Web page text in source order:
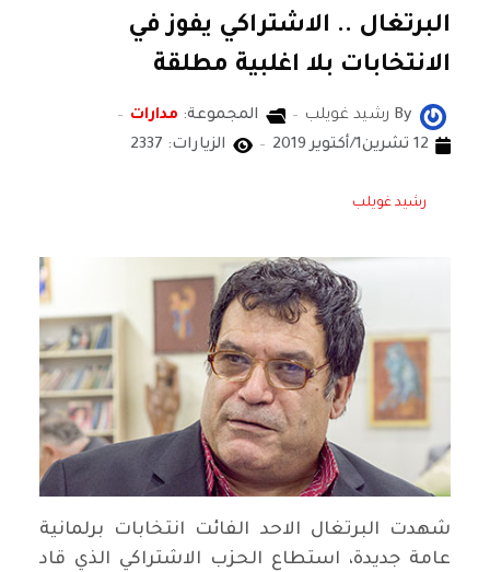
البرتغال .. الاشتراكي يفوز في
الانتخابات بلا اغلبية مطلقة
By رشيد غويلب المجموعة: مدارات
12 تشرين1/أكتوير 2019
الزيارات: 2337
رشيد غويلب
شهدت البرتغال الاحد الفائت انتخابات برلمانية
عامة جديدة، استطاع الحزب الاشتراكي الذي قاد